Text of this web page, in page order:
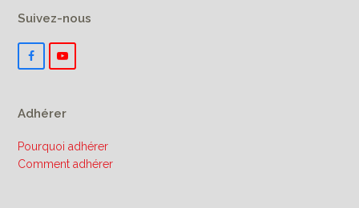
Suivez-nous
F
a
b
o
Y
o
b
Adhérer
Pourquoi adhérer
Comment adhérer